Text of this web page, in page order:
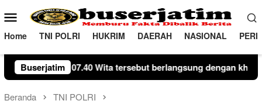
ke
konten
Menu
Mobile
Home TNI POLRI HUKRIM DAERAH NASIONAL
Buserjatim AKP Munir dan
Beranda TNI POLRI